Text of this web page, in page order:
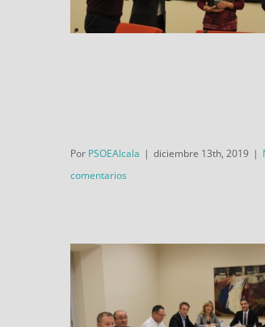
Por PSOEAlcala | diciembre 13th, 2019 |
comentarios